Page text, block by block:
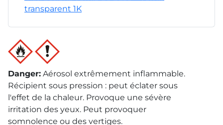
transparent 1K
Danger: Aérosol extrêmement inflammable.
Récipient sous pression : peut éclater sous
l'effet de la chaleur. Provoque une sévère
irritation des yeux. Peut provoquer
somnolence ou des vertiges.